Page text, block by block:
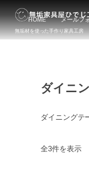
無垢材を使った手作り家具工房
HOME メールフ
ダイニ
ダイニングテ
全3件を表示